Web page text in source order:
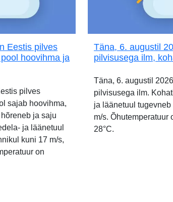
Eestis pilves
hoovihma ja
pilves
sajab hoovihma,
ja saju
ja läänetuul
kuni 17 m/s,
on
Täna, 6. augustil
pilvisusega ilm,
Täna, 6. augustil
pilvisusega ilm.
ja läänetuul
m/s. Õhutemperatuur
28°C.